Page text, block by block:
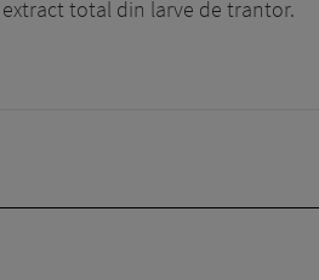
total din larve de trantor.